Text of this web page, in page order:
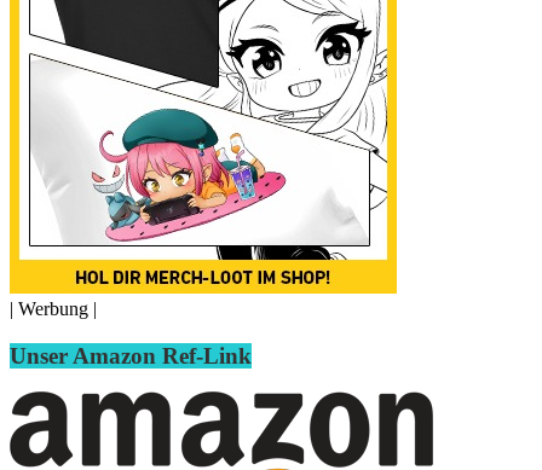
| Werbung |
Unser Amazon Ref-Link